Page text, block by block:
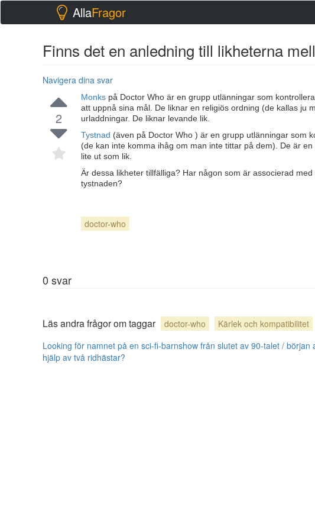
AllaFragor
Finns det en anledning till likheterna
Navigera dina svar
2
Monks på Doctor Who är en grupp utlänningar som
att uppnå sina mål. De liknar en religiös ordning (de kallas ju
urladdningar. De liknar levande lik.
Tystnad (även på Doctor Who ) är en grupp utlänningar som
(de kan inte komma ihåg om man inte tittar på dem). De är
lite ut som lik.
Är dessa likheter tillfälliga? Har någon som är associerad
tystnaden?
doctor-who
0 svar
Läs andra frågor om taggar doctor-who Kärlek och kompatibilitet
Looking för namnet på en sci-fi-barnshow från slutet av 90-talet / början
hjälp av två ridhästar?